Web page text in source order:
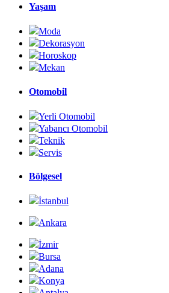
Yaşam
Moda
Dekorasyon
Horoskop
Mekan
Otomobil
Yerli Otomobil
Yabancı Otomobil
Teknik
Servis
Bölgesel
İstanbul
Ankara
İzmir
Bursa
Adana
Konya